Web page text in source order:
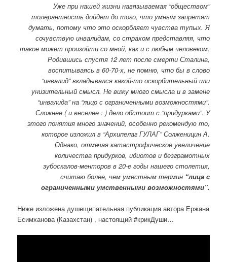
Уже при нашей жизни навязываемая “обществом”
толерантность дойдет до того, что умным запретят
думать, потому что это оскорбляет чувства тупых. Я
сочувствую инвалидам, со страхом представляя, что
такое может произойти со мной, как и с любым человеком.
Родившись спустя 12 лет после смерти Сталина,
воспитываясь в 60-70-х, не помню, что бы в слово
“инвалид” вкладывался какой-то оскорбительный или
унизительный смысл. Не вижу много смысла и в замене
“инвалида” на “лицо с ограниченными возможностями”.
Сложнее ( и веселее : ) дело обстоит с “придурками”. У
этого понятия много значений, особенно рекомендую то,
которое изложил в “Архипелаг ГУЛАГ” Солженицин А.
Однако, отмечая катастрофическое увеличение
количества придурков, идиотов и безграмотных
зубоскалов-менторов в 20-е годы нашего столетия,
считаю более, чем уместным термин “лица с
ограниченными умственными возможностями”.
Ниже изложена душещипательная публикация автора Ержана
Есимханова (Казахстан) , настоящий #крикДуши…